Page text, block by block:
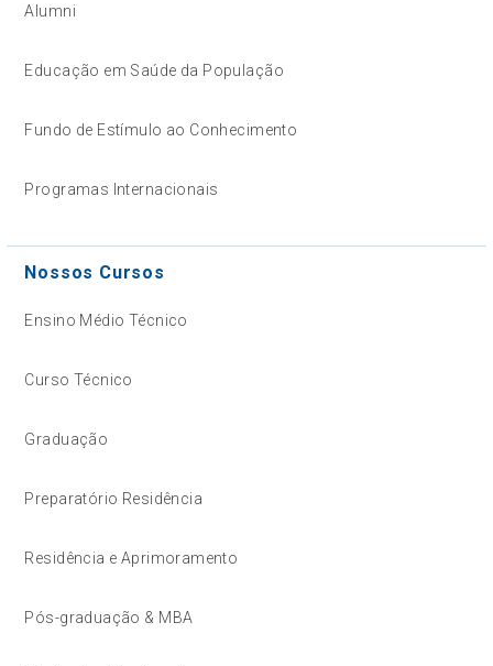
Alumni
Educação em Saúde da População
Fundo de Estímulo ao Conhecimento
Programas Internacionais
Nossos Cursos
Ensino Médio Técnico
Curso Técnico
Graduação
Preparatório Residência
Residência e Aprimoramento
Pós-graduação & MBA